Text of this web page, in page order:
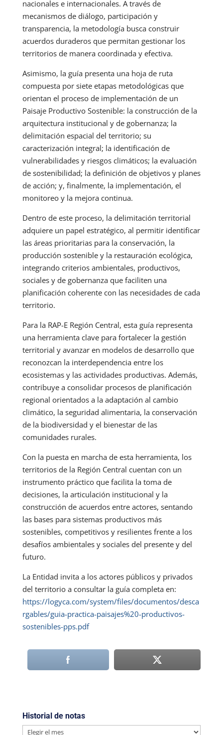
nacionales e internacionales. A través de
mecanismos de diálogo, participación y
transparencia, la metodología busca construir
acuerdos duraderos que permitan gestionar los
territorios de manera coordinada y efectiva.
Asimismo, la guía presenta una hoja de ruta
compuesta por siete etapas metodológicas que
orientan el proceso de implementación de un
Paisaje Productivo Sostenible: la construcción de la
arquitectura institucional y de gobernanza; la
delimitación espacial del territorio; su
caracterización integral; la identificación de
vulnerabilidades y riesgos climáticos; la evaluación
de sostenibilidad; la definición de objetivos y planes
de acción; y, finalmente, la implementación, el
monitoreo y la mejora continua.
Dentro de este proceso, la delimitación territorial
adquiere un papel estratégico, al permitir identificar
las áreas prioritarias para la conservación, la
producción sostenible y la restauración ecológica,
integrando criterios ambientales, productivos,
sociales y de gobernanza que faciliten una
planificación coherente con las necesidades de cada
territorio.
Para la RAP-E Región Central, esta guía representa
una herramienta clave para fortalecer la gestión
territorial y avanzar en modelos de desarrollo que
reconozcan la interdependencia entre los
ecosistemas y las actividades productivas. Además,
contribuye a consolidar procesos de planificación
regional orientados a la adaptación al cambio
climático, la seguridad alimentaria, la conservación
de la biodiversidad y el bienestar de las
comunidades rurales.
Con la puesta en marcha de esta herramienta, los
territorios de la Región Central cuentan con un
instrumento práctico que facilita la toma de
decisiones, la articulación institucional y la
construcción de acuerdos entre actores, sentando
las bases para sistemas productivos más
sostenibles, competitivos y resilientes frente a los
desafíos ambientales y sociales del presente y del
futuro.
La Entidad invita a los actores públicos y privados
del territorio a consultar la guía completa en:
https://logyca.com/system/files/documentos/desca
rgables/guia-practica-paisajes%20-productivos-
sostenibles-pps.pdf
Historial de notas
Historial